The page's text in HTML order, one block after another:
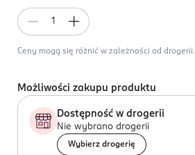
Ceny mogą się różnić w zależności od drogerii.
Możliwości zakupu produktu
Dostępność w drogerii
Nie wybrano drogerii
Wybierz drogerię